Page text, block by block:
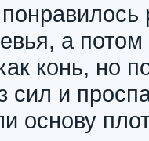
а потом
конь, но
сил и
основу